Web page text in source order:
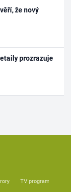
že nový
prozrazuje
TV program